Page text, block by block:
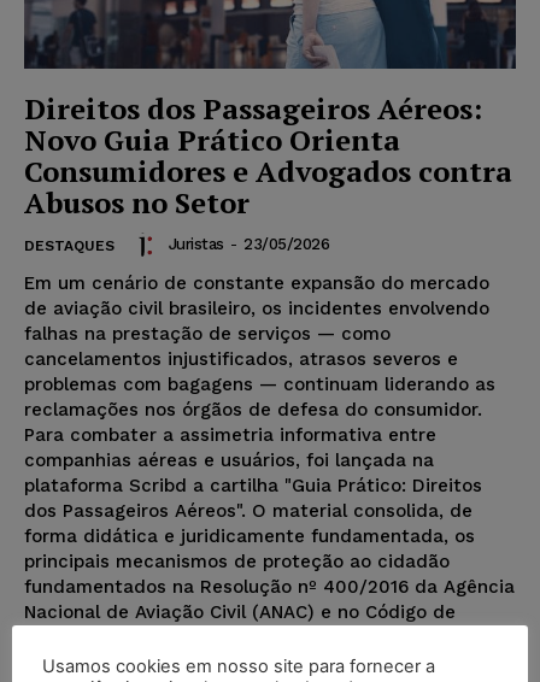
Direitos dos Passageiros Aéreos:
Novo Guia Prático Orienta
Consumidores e Advogados contra
Abusos no Setor
DESTAQUES Juristas - 23/05/2026
Em um cenário de constante expansão do mercado
de aviação civil brasileiro, os incidentes envolvendo
falhas na prestação de serviços — como
cancelamentos injustificados, atrasos severos e
problemas com bagagens — continuam liderando as
reclamações nos órgãos de defesa do consumidor.
Para combater a assimetria informativa entre
companhias aéreas e usuários, foi lançada na
plataforma Scribd a cartilha "Guia Prático: Direitos
dos Passageiros Aéreos". O material consolida, de
forma didática e juridicamente fundamentada, os
principais mecanismos de proteção ao cidadão
fundamentados na Resolução nº 400/2016 da Agência
Nacional de Aviação Civil (ANAC) e no Código de
Usamos cookies em nosso site para fornecer a